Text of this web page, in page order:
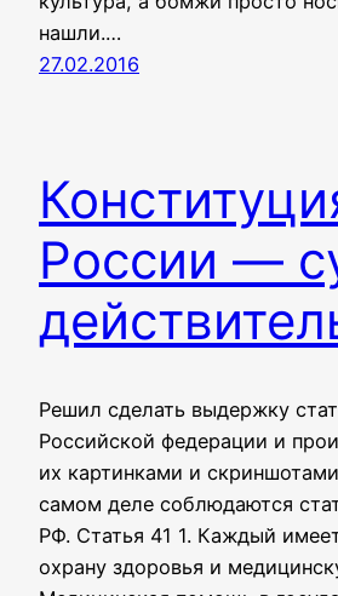
нашли.…
27.02.2016
России —
Решил сделать выдержку
Российской федерации и
их картинками и
самом деле соблюдаются
РФ. Статья 41 1. Каждый
охрану здоровья и